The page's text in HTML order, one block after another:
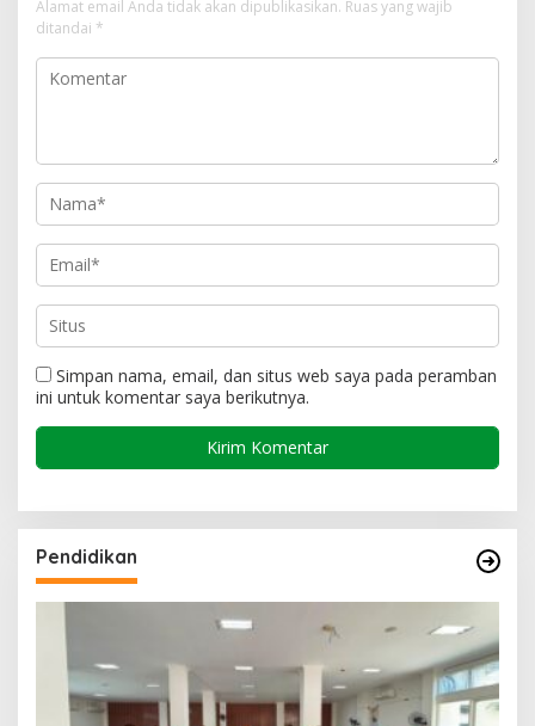
Alamat email Anda tidak akan dipublikasikan. Ruas yang wajib
ditandai *
Simpan nama, email, dan situs web saya pada peramban
ini untuk komentar saya berikutnya.
Pendidikan